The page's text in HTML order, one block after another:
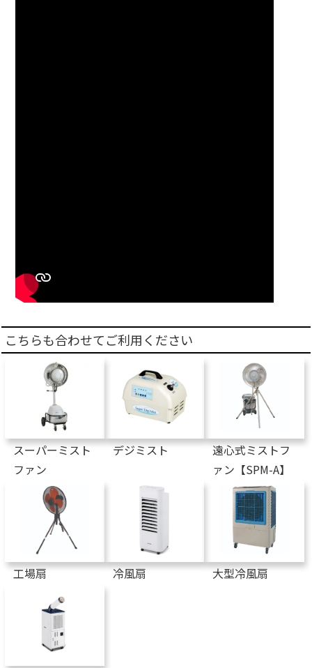
こちらも合わせてご利用ください
スーパーミスト
ファン
デジミスト
遠心式ミストフ
ァン【SPM-A】
工場扇 冷風扇 大型冷風扇